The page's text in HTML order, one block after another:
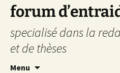
forum
specialisé dans la
et de thèses
Menu